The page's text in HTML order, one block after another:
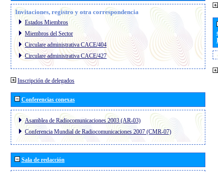
Invitaciones, registro y otra correspondencia
Estados Miembros
Miembros del Sector
Circulare administrativa CACE/404
Circulare administrativa CACE/427
Inscripción de delegados
Conferencias conexas
Asamblea de Radiocomunicaciones 2003 (AR-03)
Conferencia Mundial de Radiocomunicaciones 2007 (CMR-07)
Sala de redacción